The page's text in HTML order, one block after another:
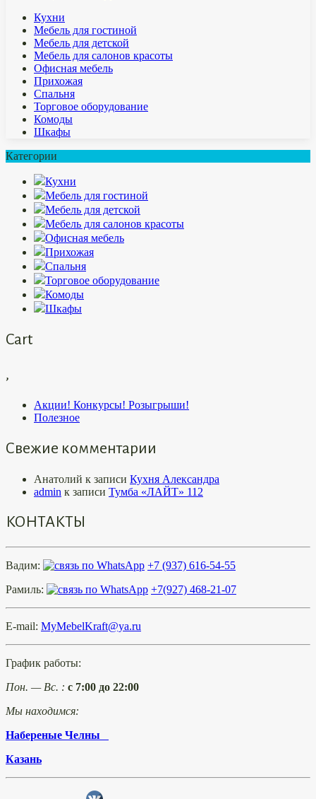
Кухни
Мебель для гостиной
Мебель для детской
Мебель для салонов красоты
Офисная мебель
Прихожая
Спальня
Торговое оборудование
Комоды
Шкафы
Категории
Кухни
Мебель для гостиной
Мебель для детской
Мебель для салонов красоты
Офисная мебель
Прихожая
Спальня
Торговое оборудование
Комоды
Шкафы
Cart
,
Акции! Конкурсы! Розыгрыши!
Полезное
Свежие комментарии
Анатолий к записи Кухня Александра
admin к записи Тумба «ЛАЙТ» 112
КОНТАКТЫ
Вадим:
+7 (937) 616-54-55
Рамиль:
+7(927) 468-21-07
E-mail: MyMebelKraft@ya.ru
График работы:
Пон. — Вс. : с 7:00 до 22:00
Мы находимся:
Набереные Челны
Казань